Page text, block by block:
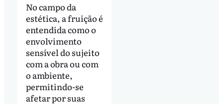
No campo da
estética, a fruição é
entendida como o
envolvimento
sensível do sujeito
com a obra ou com
o ambiente,
permitindo-se
afetar por suas